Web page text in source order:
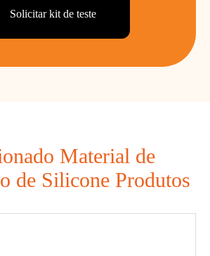
Solicitar kit de teste
Material de
de Silicone Produtos